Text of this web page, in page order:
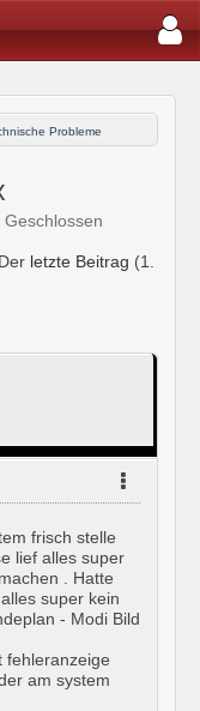
Probleme
Geschlossen
letzte Beitrag (1.
frisch stelle
lief alles super
. Hatte
super kein
- Modi Bild
fehleranzeige
am system